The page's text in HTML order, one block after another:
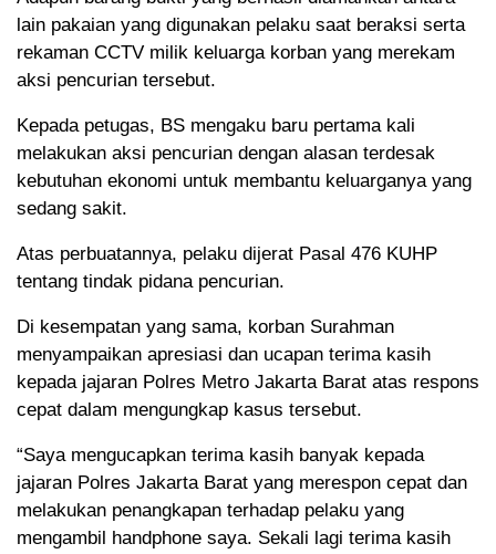
lain pakaian yang digunakan pelaku saat beraksi serta
rekaman CCTV milik keluarga korban yang merekam
aksi pencurian tersebut.
Kepada petugas, BS mengaku baru pertama kali
melakukan aksi pencurian dengan alasan terdesak
kebutuhan ekonomi untuk membantu keluarganya yang
sedang sakit.
Atas perbuatannya, pelaku dijerat Pasal 476 KUHP
tentang tindak pidana pencurian.
Di kesempatan yang sama, korban Surahman
menyampaikan apresiasi dan ucapan terima kasih
kepada jajaran Polres Metro Jakarta Barat atas respons
cepat dalam mengungkap kasus tersebut.
“Saya mengucapkan terima kasih banyak kepada
jajaran Polres Jakarta Barat yang merespon cepat dan
melakukan penangkapan terhadap pelaku yang
mengambil handphone saya. Sekali lagi terima kasih